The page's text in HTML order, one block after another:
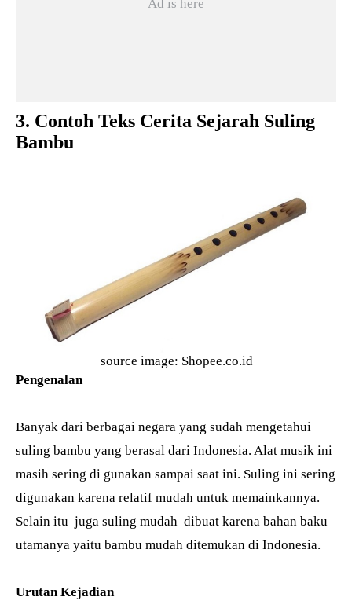
3. Contoh Teks Cerita Sejarah Suling
Bambu
source image: Shopee.co.id
Pengenalan
Banyak dari berbagai negara yang sudah mengetahui
suling bambu yang berasal dari Indonesia. Alat musik ini
masih sering di gunakan sampai saat ini. Suling ini sering
digunakan karena relatif mudah untuk memainkannya.
Selain itu juga suling mudah dibuat karena bahan baku
utamanya yaitu bambu mudah ditemukan di Indonesia.
Urutan Kejadian